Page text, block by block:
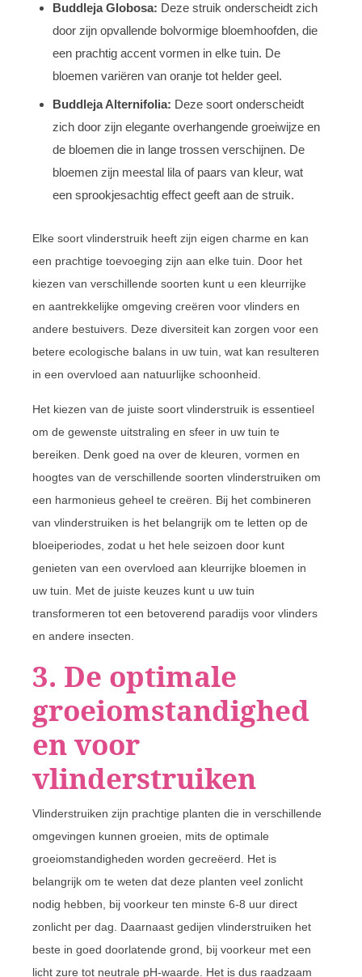
Buddleja Globosa: Deze struik onderscheidt zich
door zijn opvallende bolvormige bloemhoofden, die
een prachtig accent vormen in elke tuin. De
bloemen variëren van oranje tot helder geel.
Buddleja Alternifolia: Deze soort onderscheidt
zich door zijn elegante overhangende groeiwijze en
de bloemen die in lange trossen verschijnen. De
bloemen zijn meestal lila of paars van kleur, wat
een sprookjesachtig effect geeft aan de struik.
Elke soort vlinderstruik heeft zijn eigen charme en kan
een prachtige toevoeging zijn aan elke tuin. Door het
kiezen van verschillende soorten kunt u een kleurrijke
en aantrekkelijke omgeving creëren voor vlinders en
andere bestuivers. Deze diversiteit kan zorgen voor een
betere ecologische balans in uw tuin, wat kan resulteren
in een overvloed aan natuurlijke schoonheid.
Het kiezen van de juiste soort vlinderstruik is essentieel
om de gewenste uitstraling en sfeer in uw tuin te
bereiken. Denk goed na over de kleuren, vormen en
hoogtes van de verschillende soorten vlinderstruiken om
een harmonieus geheel te creëren. Bij het combineren
van vlinderstruiken is het belangrijk om te letten op de
bloeiperiodes, zodat u het hele seizoen door kunt
genieten van een overvloed aan kleurrijke bloemen in
uw tuin. Met de juiste keuzes kunt u uw tuin
transformeren tot een betoverend paradijs voor vlinders
en andere insecten.
3. De optimale
groeiomstandighed
en voor
vlinderstruiken
Vlinderstruiken zijn prachtige planten die in verschillende
omgevingen kunnen groeien, mits de optimale
groeiomstandigheden worden gecreëerd. Het is
belangrijk om te weten dat deze planten veel zonlicht
nodig hebben, bij voorkeur ten minste 6-8 uur direct
zonlicht per dag. Daarnaast gedijen vlinderstruiken het
beste in goed doorlatende grond, bij voorkeur met een
licht zure tot neutrale pH-waarde. Het is dus raadzaam